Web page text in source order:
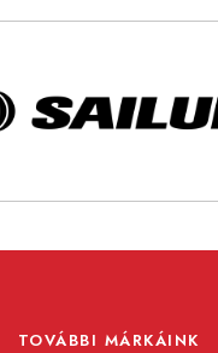
TOVÁBBI MÁRKÁINK